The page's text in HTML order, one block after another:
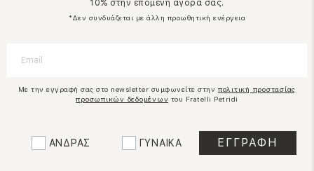
10% στην επόμενη αγορά σας.
*Δεν συνδυάζεται με άλλη προωθητική ενέργεια
Με την εγγραφή σας στο newsletter συμφωνείτε στην πολιτική προστασίας
προσωπικών δεδομένων του Fratelli Petridi
ΑΝΔΡΑΣ ΓΥΝΑΙΚΑ